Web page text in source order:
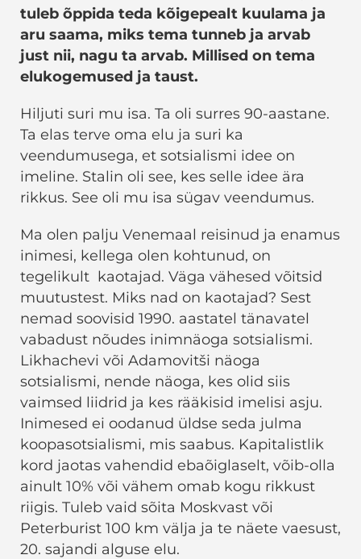
tuleb õppida teda kõigepealt kuulama ja
aru saama, miks tema tunneb ja arvab
just nii, nagu ta arvab. Millised on tema
elukogemused ja taust.
Hiljuti suri mu isa. Ta oli surres 90-aastane.
Ta elas terve oma elu ja suri ka
veendumusega, et sotsialismi idee on
imeline. Stalin oli see, kes selle idee ära
rikkus. See oli mu isa sügav veendumus.
Ma olen palju Venemaal reisinud ja enamus
inimesi, kellega olen kohtunud, on
tegelikult kaotajad. Väga vähesed võitsid
muutustest. Miks nad on kaotajad? Sest
nemad soovisid 1990. aastatel tänavatel
vabadust nõudes inimnäoga sotsialismi.
Likhachevi või Adamovitši näoga
sotsialismi, nende näoga, kes olid siis
vaimsed liidrid ja kes rääkisid imelisi asju.
Inimesed ei oodanud üldse seda julma
koopasotsialismi, mis saabus. Kapitalistlik
kord jaotas vahendid ebaõiglaselt, võib-olla
ainult 10% või vähem omab kogu rikkust
riigis. Tuleb vaid sõita Moskvast või
Peterburist 100 km välja ja te näete vaesust,
20. sajandi alguse elu.